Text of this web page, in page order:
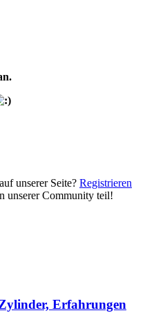
unserer Seite? Registrieren
unserer Community teil!
Erfahrungen